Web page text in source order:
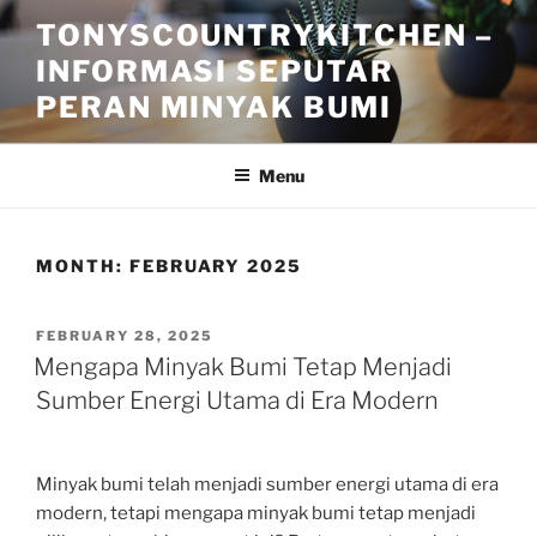
Skip
to
content
TONYSCOUNTRYKITCHEN –
INFORMASI SEPUTAR
PERAN MINYAK BUMI
Menu
MONTH: FEBRUARY 2025
POSTED
ON
FEBRUARY 28, 2025
Mengapa Minyak Bumi Tetap Menjadi
Sumber Energi Utama di Era Modern
Minyak bumi telah menjadi sumber energi utama di era
modern, tetapi mengapa minyak bumi tetap menjadi